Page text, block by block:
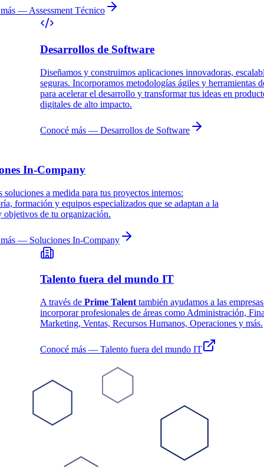
— Assessment Técnico
Desarrollos de Software
Diseñamos y construimos aplicaciones innovadoras,
seguras. Incorporamos metodologías ágiles y herramientas
para acelerar el desarrollo y transformar tus ideas en
digitales de alto impacto.
Conocé más — Desarrollos de Software
In-Company
soluciones a medida para tus proyectos internos:
formación y equipos especializados que se adaptan a la
objetivos de tu organización.
— Soluciones In-Company
Talento fuera del mundo IT
A través de Prime Talent también ayudamos a las
incorporar profesionales de áreas como Administración,
Marketing, Ventas, Recursos Humanos, Operaciones y más.
Conocé más — Talento fuera del mundo IT